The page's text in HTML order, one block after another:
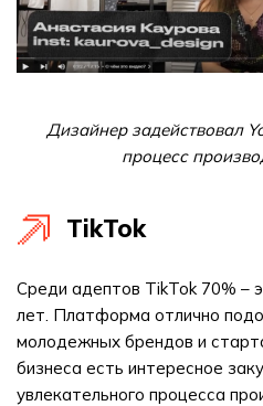
Дизайнер задействовал
процесс
TikTok
Среди адептов TikTok 70% –
лет. Платформа отлично
молодежных брендов и
бизнеса есть интересное
увлекательного процесса